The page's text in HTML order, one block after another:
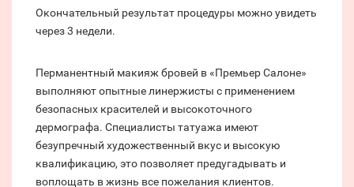
Окончательный результат процедуры можно увидеть
через 3 недели.
Перманентный макияж бровей в «Премьер Салоне»
выполняют опытные линержисты с применением
безопасных красителей и высокоточного
дермографа. Специалисты татуажа имеют
безупречный художественный вкус и высокую
квалификацию, это позволяет предугадывать и
воплощать в жизнь все пожелания клиентов.